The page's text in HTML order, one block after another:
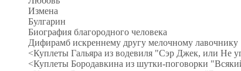
Измена
Булгарин
Биография благородного человека
Дифирамб искреннему другу мелочному лавочнику
<Куплеты Гальяра из водевиля "Сэр Джек, или Не
<Куплеты Бородавкина из шутки-поговорки